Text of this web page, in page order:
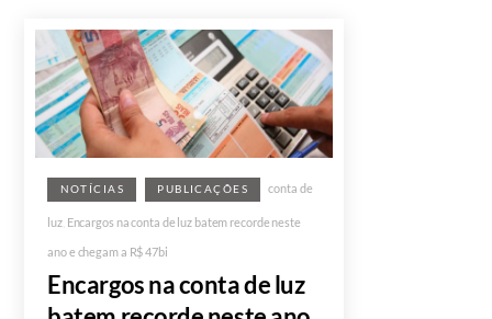
NOTÍCIAS PUBLICAÇÕES conta de
luz, Encargos na conta de luz batem recorde neste
ano e chegam a R$ 47bi
Encargos na conta de luz